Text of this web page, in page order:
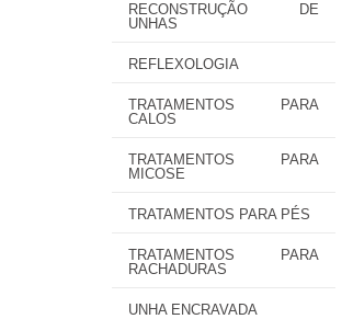
RECONSTRUÇÃO DE
UNHAS
REFLEXOLOGIA
TRATAMENTOS PARA
CALOS
TRATAMENTOS PARA
MICOSE
TRATAMENTOS PARA PÉS
TRATAMENTOS PARA
RACHADURAS
UNHA ENCRAVADA